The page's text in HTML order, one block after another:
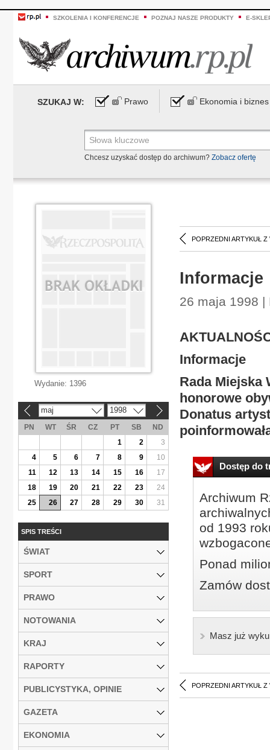
SZKOLENIA I KONFERENCJE POZNAJ NASZE PRODUKTY E-
SZUKAJ W: Prawo Ekonomia i biznes
Chcesz uzyskać dostęp do archiwum? Zobacz ofertę
POPRZEDNI ARTYKUŁ Z
Informacje
26 maja 1998 |
Informacje
Rada Miejska
honorowe
Donatus
Dostęp do
Archiwum
od 1993
Ponad
Zamów
Masz już
POPRZEDNI ARTYKUŁ Z
Wydanie: 1396
maj 1998
PN WT ŚR CZ PT SB
ND
1
2
3
4
5 6 7 8 9
10
11
12 13 14 15 16
17
18
19 20 21 22 23
24
25
26 27 28 29 30 31
SPIS TREŚCI
ŚWIAT
SPORT
PRAWO
NOTOWANIA
KRAJ
RAPORTY
PUBLICYSTYKA, OPINIE
GAZETA
EKONOMIA